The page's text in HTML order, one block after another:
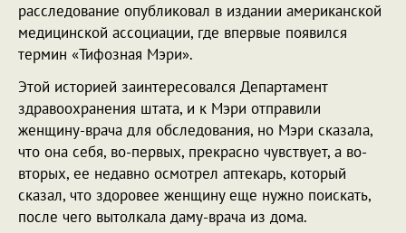
расследование опубликовал в издании американской
медицинской ассоциации, где впервые появился
термин «Тифозная Мэри».
Этой историей заинтересовался Департамент
здравоохранения штата, и к Мэри отправили
женщину-врача для обследования, но Мэри сказала,
что она себя, во-первых, прекрасно чувствует, а во-
вторых, ее недавно осмотрел аптекарь, который
сказал, что здоровее женщину еще нужно поискать,
после чего вытолкала даму-врача из дома.